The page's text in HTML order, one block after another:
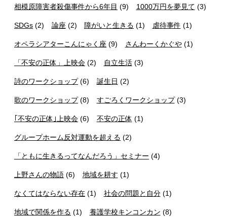
相模原障害者殺傷事件から6年目 (9) 1000万円を夢見て (3)
SDGs (2) 論座 (2) 障がいと生きる (1) 虐待事件 (1)
オペラシアターこんにゃく座 (9) さんわーくかぐや(1)
「不安の正体」上映会 (2) 自立生活(3)
詩のワークショップ(6) 誕生日 (2)
歌のワークショップ(8) すごろくワークショップ(3)
｢不安の正体｣上映会 (6) 不安の正体 (1)
グループホーム反対運動を超える (2)
「ともに生きるってなんだろう」セミナー (4)
上野さんの物語 (6) 地域を耕す (1)
なくてはならない存在 (1) 社会の問題と自分(1)
地域で関係を作る (1) 養護学校キンコンカン (8)